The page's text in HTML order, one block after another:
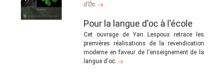
d’Òc.
Pour la langue d'oc à l'école
Cet ouvrage de Yan Lespoux retrace les
premières réalisations de la revendication
moderne en faveur de l'enseignement de la
langue d'oc.